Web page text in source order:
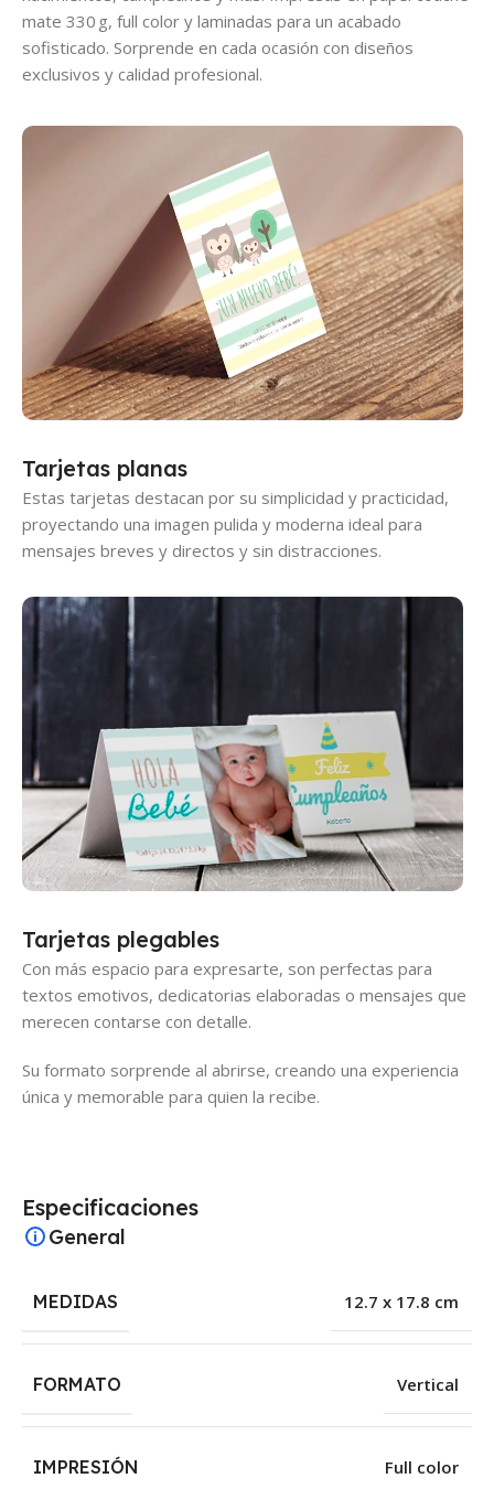
mate 330 g, full color y laminadas para un acabado
sofisticado. Sorprende en cada ocasión con diseños
exclusivos y calidad profesional.
Tarjetas planas
Estas tarjetas destacan por su simplicidad y practicidad,
proyectando una imagen pulida y moderna ideal para
mensajes breves y directos y sin distracciones.
Tarjetas plegables
Con más espacio para expresarte, son perfectas para
textos emotivos, dedicatorias elaboradas o mensajes que
merecen contarse con detalle.
Su formato sorprende al abrirse, creando una experiencia
única y memorable para quien la recibe.
Especificaciones
General
MEDIDAS 12.7 x 17.8 cm
FORMATO Vertical
IMPRESIÓN Full color